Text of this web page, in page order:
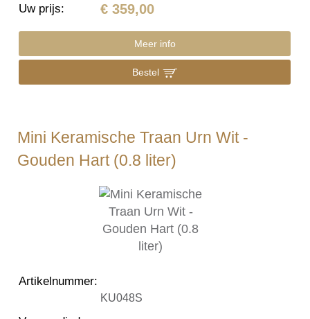
Uw prijs: € 359,00
Meer info
Bestel
Mini Keramische Traan Urn Wit -
Gouden Hart (0.8 liter)
Artikelnummer:
KU048S